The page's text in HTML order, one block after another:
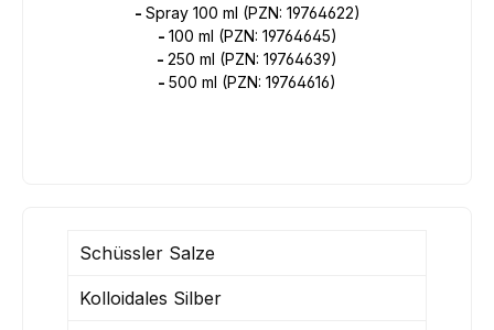
- Spray 100 ml (PZN: 19764622)
- 100 ml (PZN: 19764645)
- 250 ml (PZN: 19764639)
- 500 ml (PZN: 19764616)
Schüssler Salze
Kolloidales Silber